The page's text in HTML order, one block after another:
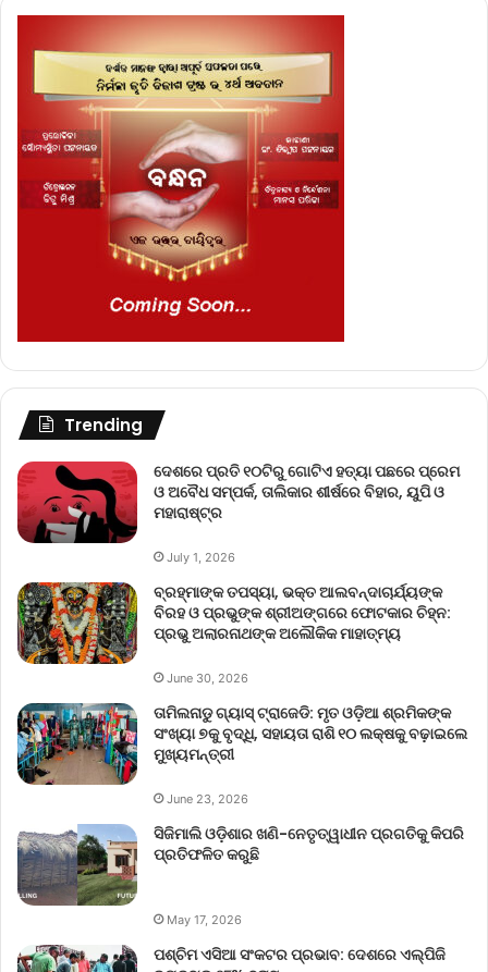
Trending
ଦେଶରେ ପ୍ରତି ୧୦ଟିରୁ ଗୋଟିଏ ହତ୍ୟା ପଛରେ ପ୍ରେମ
ଓ ଅବୈଧ ସମ୍ପର୍କ, ତାଲିକାର ଶୀର୍ଷରେ ବିହାର, ୟୁପି ଓ
ମହାରାଷ୍ଟ୍ର
July 1, 2026
ବ୍ରହ୍ମାଙ୍କ ତପସ୍ୟା, ଭକ୍ତ ଆଲବନ୍ଦାଚାର୍ଯ୍ୟଙ୍କ
ବିରହ ଓ ପ୍ରଭୁଙ୍କ ଶ୍ରୀଅଙ୍ଗରେ ଫୋଟକାର ଚିହ୍ନ:
ପ୍ରଭୁ ଅଲାରନାଥଙ୍କ ଅଲୌକିକ ମାହାତ୍ମ୍ୟ
June 30, 2026
ତାମିଲନାଡୁ ଗ୍ୟାସ୍ ଟ୍ରାଜେଡି: ମୃତ ଓଡ଼ିଆ ଶ୍ରମିକଙ୍କ
ସଂଖ୍ୟା ୭କୁ ବୃଦ୍ଧି, ସହାୟତା ରାଶି ୧୦ ଲକ୍ଷକୁ ବଢ଼ାଇଲେ
ମୁଖ୍ୟମନ୍ତ୍ରୀ
June 23, 2026
ସିଜିମାଲି ଓଡ଼ିଶାର ଖଣି-ନେତୃତ୍ୱାଧୀନ ପ୍ରଗତିକୁ କିପରି
ପ୍ରତିଫଳିତ କରୁଛି
May 17, 2026
ପଶ୍ଚିମ ଏସିଆ ସଂକଟର ପ୍ରଭାବ: ଦେଶରେ ଏଲ୍‌ପିଜି